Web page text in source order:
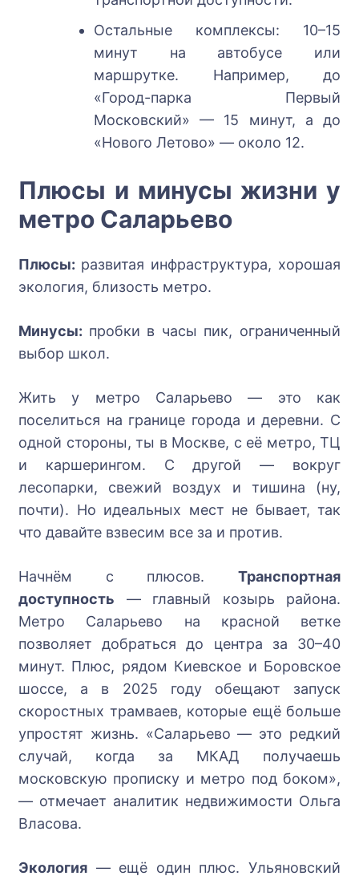
Остальные комплексы: 10–15
минут на автобусе или
маршрутке. Например, до
«Город-парка Первый
Московский» — 15 минут, а до
«Нового Летово» — около 12.
Плюсы и минусы жизни у
метро Саларьево
Плюсы: развитая инфраструктура, хорошая
экология, близость метро.
Минусы: пробки в часы пик, ограниченный
выбор школ.
Жить у метро Саларьево — это как
поселиться на границе города и деревни. С
одной стороны, ты в Москве, с её метро, ТЦ
и каршерингом. С другой — вокруг
лесопарки, свежий воздух и тишина (ну,
почти). Но идеальных мест не бывает, так
что давайте взвесим все за и против.
Начнём с плюсов. Транспортная
доступность — главный козырь района.
Метро Саларьево на красной ветке
позволяет добраться до центра за 30–40
минут. Плюс, рядом Киевское и Боровское
шоссе, а в 2025 году обещают запуск
скоростных трамваев, которые ещё больше
упростят жизнь. «Саларьево — это редкий
случай, когда за МКАД получаешь
московскую прописку и метро под боком»,
— отмечает аналитик недвижимости Ольга
Власова.
Экология — ещё один плюс. Ульяновский